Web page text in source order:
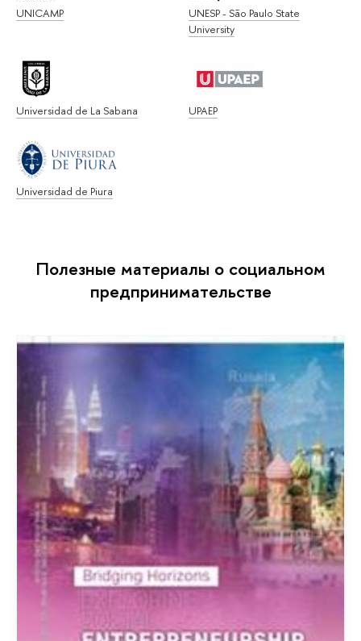
UNICAMP
UNESP - São Paulo State
University
Universidad de La Sabana UPAEP
Universidad de Piura
Полезные материалы о социальном
предпринимательстве